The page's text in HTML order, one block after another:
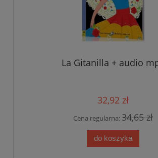
La Gitanilla + audio
32,92 zł
Cena regularna:34,65 zł
do koszyka